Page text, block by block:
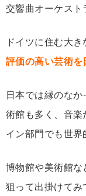
交響曲オーケスト
ドイツに住む大
評価の高い芸術
日本では縁のな
術館も多く、音
イン部門でも世界
博物館や美術館な
狙って出掛けてみ